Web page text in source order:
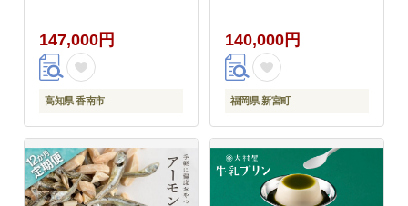
147,000円
高知県 香南市
140,000円
福岡県 新宮町